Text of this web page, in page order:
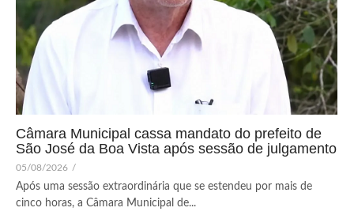
Câmara Municipal cassa mandato do prefeito de
São José da Boa Vista após sessão de julgamento
05/08/2026 /
Após uma sessão extraordinária que se estendeu por mais de
cinco horas, a Câmara Municipal de...